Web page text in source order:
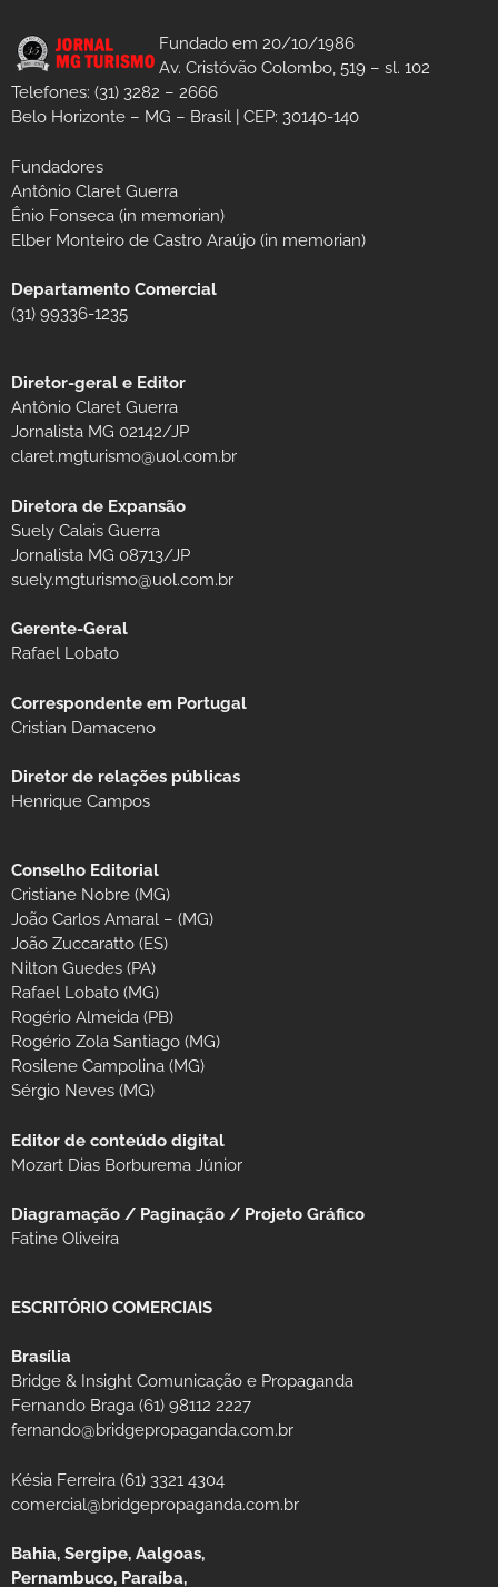
Fundado em 20/10/1986
Av. Cristóvão Colombo, 519 – sl. 102
Telefones: (31) 3282 – 2666
Belo Horizonte – MG – Brasil | CEP: 30140-140
Fundadores
Antônio Claret Guerra
Ênio Fonseca (in memorian)
Elber Monteiro de Castro Araújo (in memorian)
Departamento Comercial
(31) 99336-1235
Diretor-geral e Editor
Antônio Claret Guerra
Jornalista MG 02142/JP
claret.mgturismo@uol.com.br
Diretora de Expansão
Suely Calais Guerra
Jornalista MG 08713/JP
suely.mgturismo@uol.com.br
Gerente-Geral
Rafael Lobato
Correspondente em Portugal
Cristian Damaceno
Diretor de relações públicas
Henrique Campos
Conselho Editorial
Cristiane Nobre (MG)
João Carlos Amaral – (MG)
João Zuccaratto (ES)
Nilton Guedes (PA)
Rafael Lobato (MG)
Rogério Almeida (PB)
Rogério Zola Santiago (MG)
Rosilene Campolina (MG)
Sérgio Neves (MG)
Editor de conteúdo digital
Mozart Dias Borburema Júnior
Diagramação / Paginação / Projeto Gráfico
Fatine Oliveira
ESCRITÓRIO COMERCIAIS
Brasília
Bridge & Insight Comunicação e Propaganda
Fernando Braga (61) 98112 2227
fernando@bridgepropaganda.com.br
Késia Ferreira (61) 3321 4304
comercial@bridgepropaganda.com.br
Bahia, Sergipe, Aalgoas,
Pernambuco, Paraíba,